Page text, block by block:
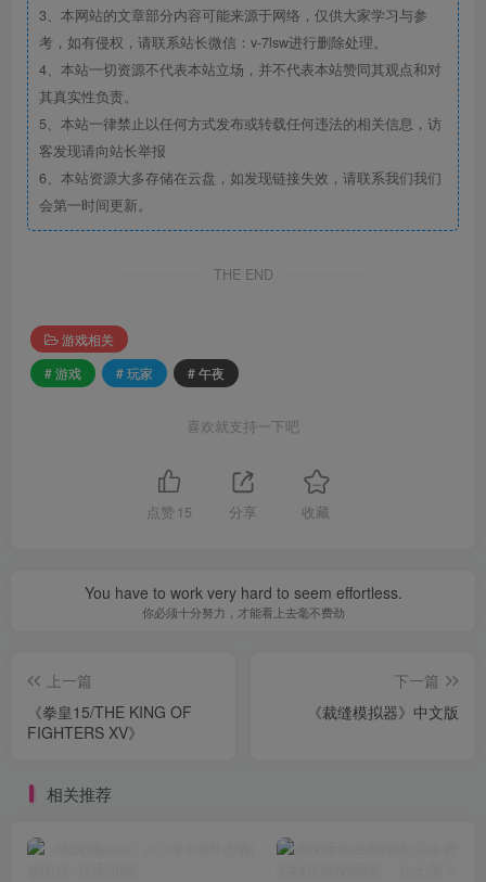
3、本网站的文章部分内容可能来源于网络，仅供大家学习与参
考，如有侵权，请联系站长微信：v-7lsw进行删除处理。
4、本站一切资源不代表本站立场，并不代表本站赞同其观点和对
其真实性负责。
5、本站一律禁止以任何方式发布或转载任何违法的相关信息，访
客发现请向站长举报
6、本站资源大多存储在云盘，如发现链接失效，请联系我们我们
会第一时间更新。
THE END
游戏相关
# 游戏
# 玩家 # 午夜
喜欢就支持一下吧
点赞 15 分享 收藏
You have to work very hard to seem effortless.
你必须十分努力，才能看上去毫不费劲
上一篇
《拳皇15/THE KING OF
FIGHTERS XV》
下一篇
《裁缝模拟器》中文版
相关推荐